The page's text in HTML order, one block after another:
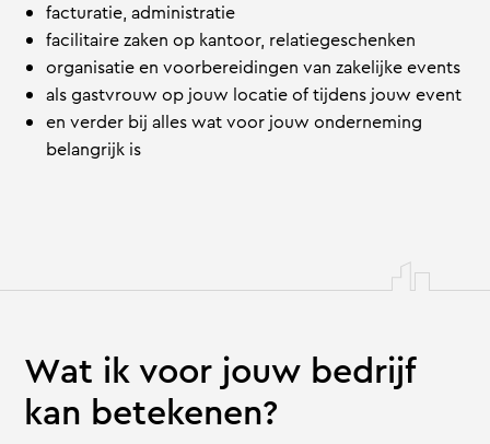
facturatie, administratie
facilitaire zaken op kantoor, relatiegeschenken
organisatie en voorbereidingen van zakelijke events
als gastvrouw op jouw locatie of tijdens jouw event
en verder bij alles wat voor jouw onderneming
belangrijk is
Wat ik voor jouw bedrijf
kan betekenen?